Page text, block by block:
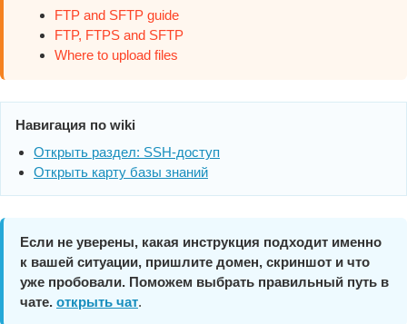
FTP and SFTP guide
FTP, FTPS and SFTP
Where to upload files
Навигация по wiki
Открыть раздел: SSH-доступ
Открыть карту базы знаний
Если не уверены, какая инструкция подходит именно
к вашей ситуации, пришлите домен, скриншот и что
уже пробовали. Поможем выбрать правильный путь в
чате. открыть чат.